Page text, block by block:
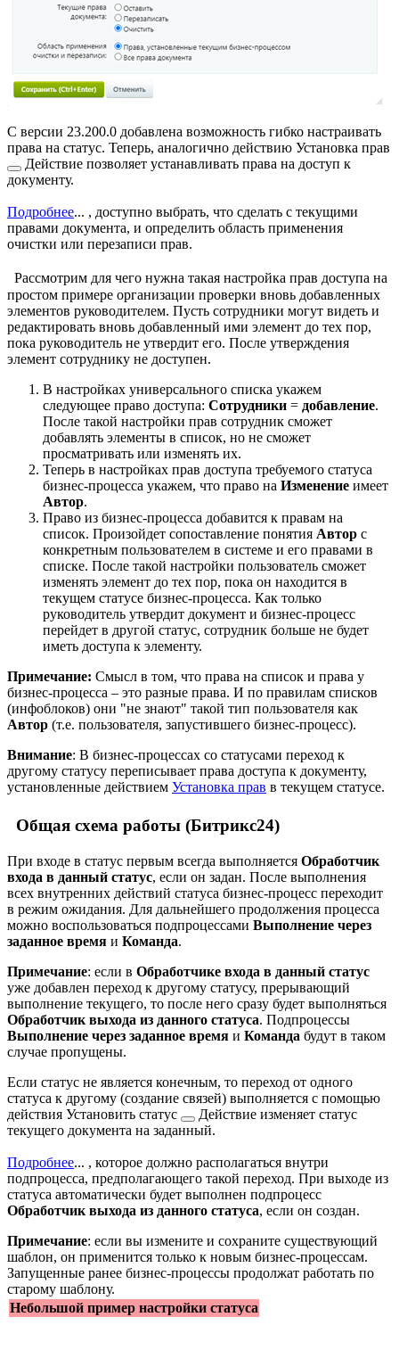
С версии 23.200.0 добавлена возможность гибко настраивать
права на статус. Теперь, аналогично действию Установка прав
Действие позволяет устанавливать права на доступ к
документу.
Подробнее... , доступно выбрать, что сделать с текущими
правами документа, и определить область применения
очистки или перезаписи прав.
Рассмотрим для чего нужна такая настройка прав доступа на
простом примере организации проверки вновь добавленных
элементов руководителем. Пусть сотрудники могут видеть и
редактировать вновь добавленный ими элемент до тех пор,
пока руководитель не утвердит его. После утверждения
элемент сотруднику не доступен.
В настройках универсального списка укажем
следующее право доступа: Сотрудники = добавление.
После такой настройки прав сотрудник сможет
добавлять элементы в список, но не сможет
просматривать или изменять их.
Теперь в настройках прав доступа требуемого статуса
бизнес-процесса укажем, что право на Изменение имеет
Автор.
Право из бизнес-процесса добавится к правам на
список. Произойдет сопоставление понятия Автор с
конкретным пользователем в системе и его правами в
списке. После такой настройки пользователь сможет
изменять элемент до тех пор, пока он находится в
текущем статусе бизнес-процесса. Как только
руководитель утвердит документ и бизнес-процесс
перейдет в другой статус, сотрудник больше не будет
иметь доступа к элементу.
Примечание: Смысл в том, что права на список и права у
бизнес-процесса – это разные права. И по правилам списков
(инфоблоков) они "не знают" такой тип пользователя как
Автор (т.е. пользователя, запустившего бизнес-процесс).
Внимание: В бизнес-процессах со статусами переход к
другому статусу переписывает права доступа к документу,
установленные действием Установка прав в текущем статусе.
Общая схема работы (Битрикс24)
При входе в статус первым всегда выполняется Обработчик
входа в данный статус, если он задан. После выполнения
всех внутренних действий статуса бизнес-процесс переходит
в режим ожидания. Для дальнейшего продолжения процесса
можно воспользоваться подпроцессами Выполнение через
заданное время и Команда.
Примечание: если в Обработчике входа в данный статус
уже добавлен переход к другому статусу, прерывающий
выполнение текущего, то после него сразу будет выполняться
Обработчик выхода из данного статуса. Подпроцессы
Выполнение через заданное время и Команда будут в таком
случае пропущены.
Если статус не является конечным, то переход от одного
статуса к другому (создание связей) выполняется с помощью
действия Установить статус
Действие изменяет статус
текущего документа на заданный.
Подробнее... , которое должно располагаться внутри
подпроцесса, предполагающего такой переход. При выходе из
статуса автоматически будет выполнен подпроцесс
Обработчик выхода из данного статуса, если он создан.
Примечание: если вы измените и сохраните существующий
шаблон, он применится только к новым бизнес-процессам.
Запущенные ранее бизнес-процессы продолжат работать по
старому шаблону.
Небольшой пример настройки статуса